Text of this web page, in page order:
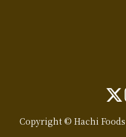
Copyright © Hachi